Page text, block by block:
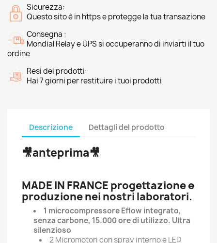
Sicurezza:
Questo sito è in https e protegge la tua transazione
Consegna :
Mondial Relay e UPS si occuperanno di inviarti il tuo
ordine
Resi dei prodotti:
Hai 7 giorni per restituire i tuoi prodotti
Descrizione Dettagli del prodotto
🎥anteprima🎥
MADE IN FRANCE progettazione e
produzione nei nostri laboratori.
1 microcompressore Eflow integrato,
senza carbone, 15.000 ore di utilizzo. Ultra
silenzioso
2 Micromotori con spray interno e LED